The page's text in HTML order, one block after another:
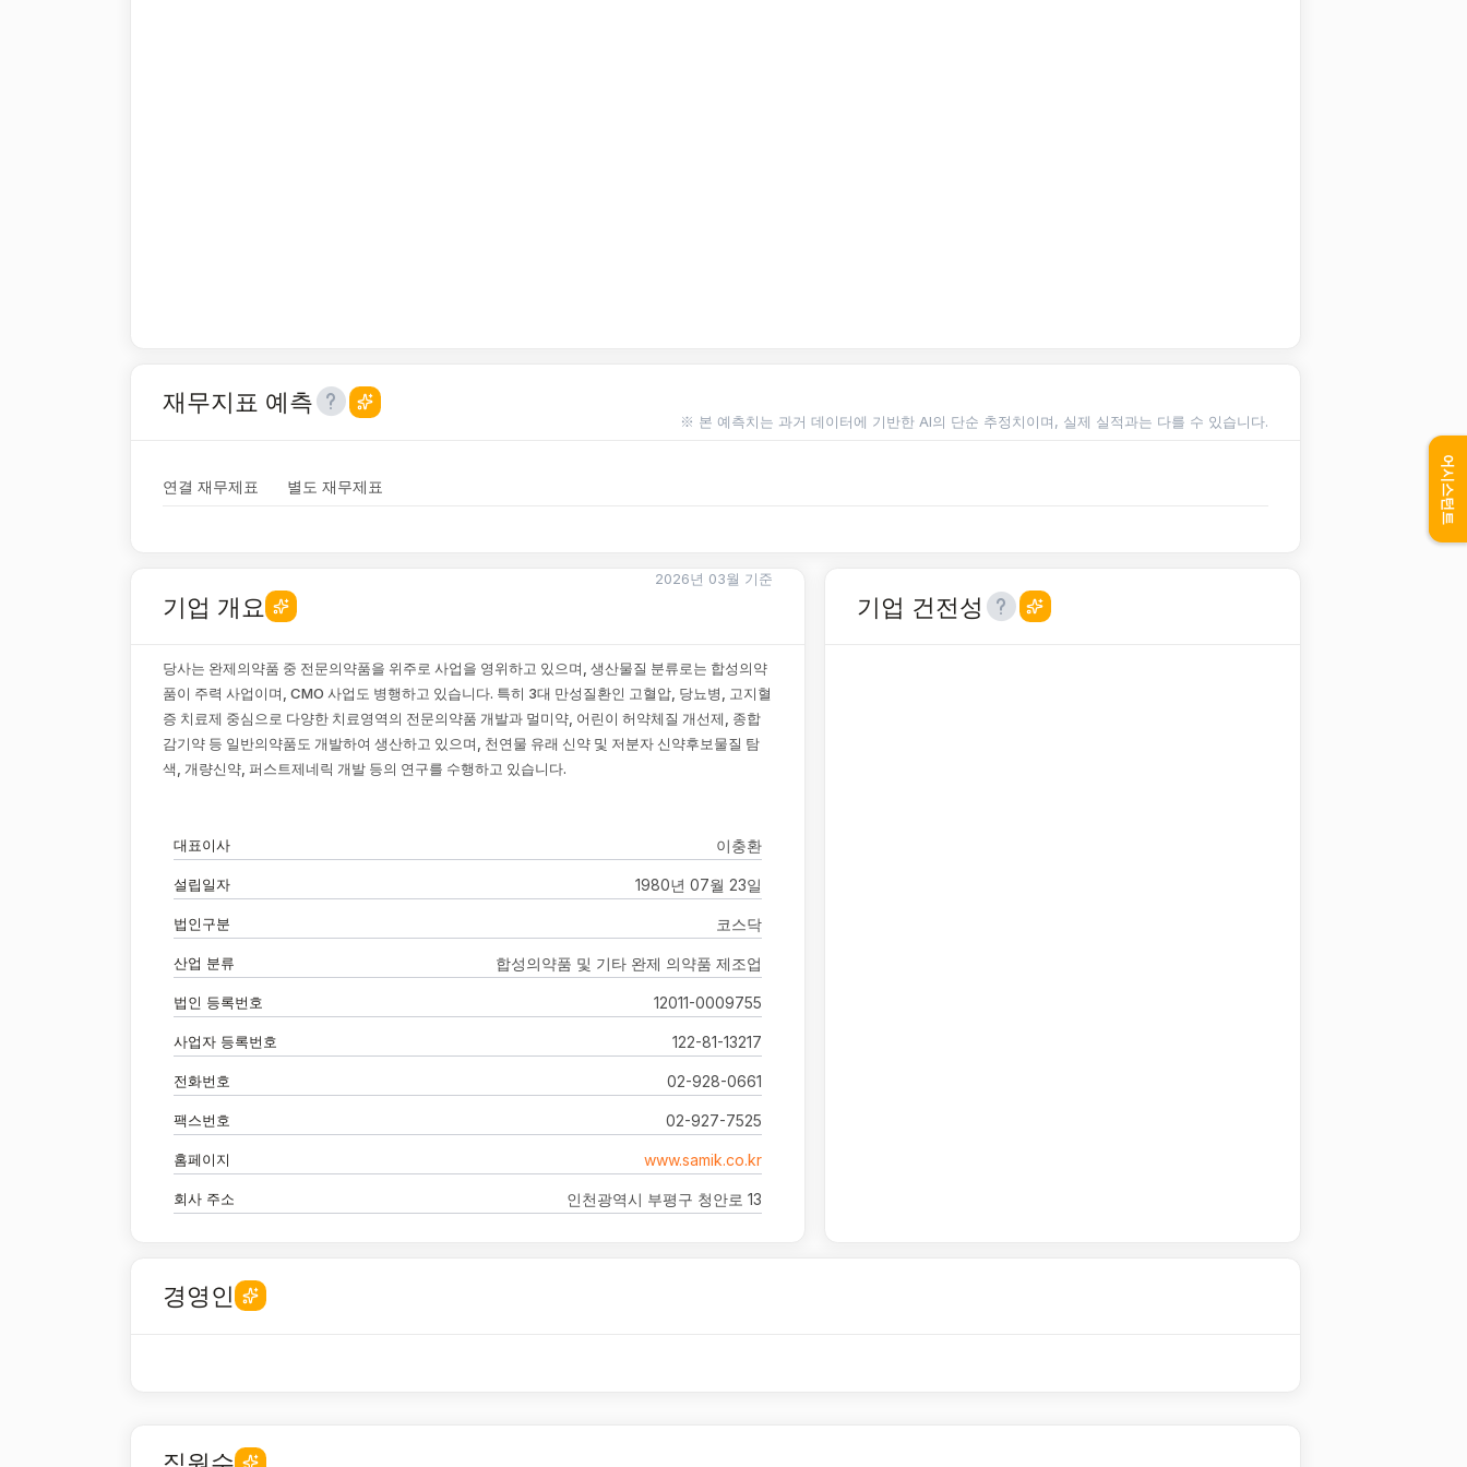
재무지표 예측
※ 본 예측치는 과거 데이터에 기반한 AI의 단순 추정치이며, 실제 실적과는 다를 수 있습니다.
연결 재무제표 별도 재무제표
기업 개요
2026년 03월 기준
당사는 완제의약품 중 전문의약품을 위주로 사업을 영위하고 있으며, 생산물질 분류로는 합성의약
품이 주력 사업이며, CMO 사업도 병행하고 있습니다. 특히 3대 만성질환인 고혈압, 당뇨병, 고지혈
증 치료제 중심으로 다양한 치료영역의 전문의약품 개발과 멀미약, 어린이 허약체질 개선제, 종합
감기약 등 일반의약품도 개발하여 생산하고 있으며, 천연물 유래 신약 및 저분자 신약후보물질 탐
색, 개량신약, 퍼스트제네릭 개발 등의 연구를 수행하고 있습니다.
대표이사 이충환
설립일자 1980년 07월 23일
법인구분 코스닥
산업 분류 합성의약품 및 기타 완제 의약품 제조업
법인 등록번호 12011-0009755
사업자 등록번호 122-81-13217
전화번호 02-928-0661
팩스번호 02-927-7525
홈페이지 www.samik.co.kr
회사 주소 인천광역시 부평구 청안로 13
기업 건전성
경영인
어시스턴트